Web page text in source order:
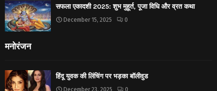
सफला एकादशी 2025: शुभ मुहूर्त, पूजा विधि और व्रत कथा
December 15, 2025 0
मनोरंजन
हिंदू युवक की लिंचिंग पर भड़का बॉलीवुड
December 23, 2025 0